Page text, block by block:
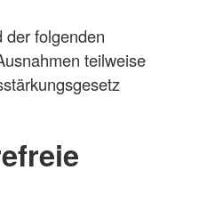
der folgenden
teilweise